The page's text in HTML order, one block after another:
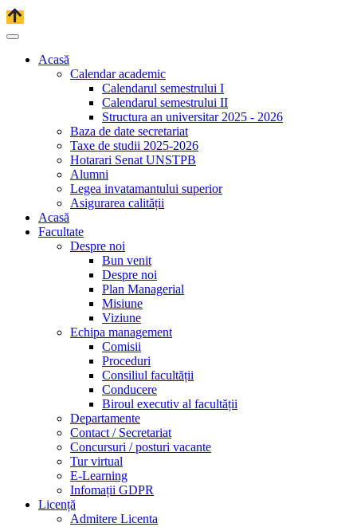
Acasă
Calendar academic
Calendarul semestrului I
Calendarul semestrului II
Structura an universitar 2025 - 2026
Baza de date secretariat
Taxe de studii 2025-2026
Hotarari Senat UNSTPB
Alumni
Legea invatamantului superior
Asigurarea calității
Acasă
Facultate
Despre noi
Bun venit
Despre noi
Plan Managerial
Misiune
Viziune
Echipa management
Comisii
Proceduri
Consiliul facultății
Conducere
Biroul executiv al facultății
Departamente
Contact / Secretariat
Concursuri / posturi vacante
Tur virtual
E-Learning
Infomații GDPR
Licență
Admitere Licenta